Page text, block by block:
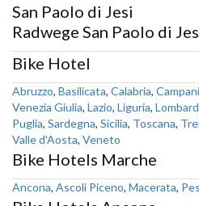
San Paolo di Jesi
Radwege San Paolo di
Bike Hotel
Abruzzo, Basilicata, Calabria,
Venezia Giulia, Lazio, Liguria,
Puglia, Sardegna, Sicilia, Toscana,
Valle d'Aosta, Veneto
Bike Hotels Marche
Ancona, Ascoli Piceno, Macerata,